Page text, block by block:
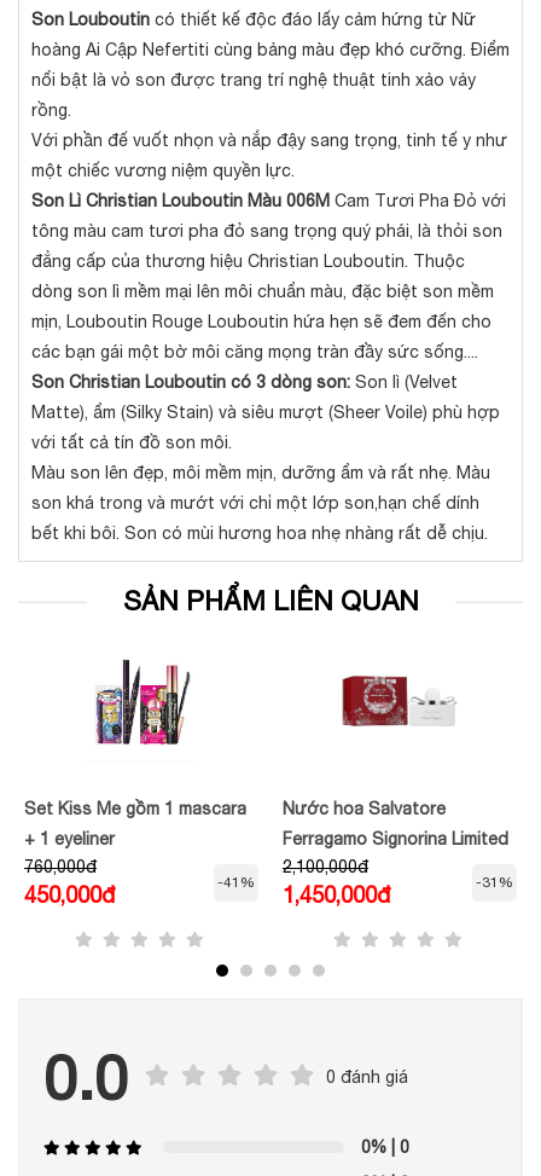
Son Louboutin có thiết kế độc đáo lấy cảm hứng từ Nữ
hoàng Ai Cập Nefertiti cùng bảng màu đẹp khó cưỡng. Điểm
nổi bật là vỏ son được trang trí nghệ thuật tinh xảo vảy
rồng.
Với phần đế vuốt nhọn và nắp đậy sang trọng, tinh tế y như
một chiếc vương niệm quyền lực.
Son Lì Christian Louboutin Màu 006M Cam Tươi Pha Đỏ với
tông màu cam tươi pha đỏ sang trọng quý phái, là thỏi son
đẳng cấp của thương hiệu Christian Louboutin. Thuộc
dòng son lì mềm mại lên môi chuẩn màu, đặc biệt son mềm
mịn, Louboutin Rouge Louboutin hứa hẹn sẽ đem đến cho
các bạn gái một bờ môi căng mọng tràn đầy sức sống....
Son Christian Louboutin có 3 dòng son: Son lì (Velvet
Matte), ẩm (Silky Stain) và siêu mượt (Sheer Voile) phù hợp
với tất cả tín đồ son môi.
Màu son lên đẹp, môi mềm mịn, dưỡng ẩm và rất nhẹ. Màu
son khá trong và mướt với chỉ một lớp son,hạn chế dính
bết khi bôi. Son có mùi hương hoa nhẹ nhàng rất dễ chịu.
SẢN PHẨM LIÊN QUAN
Set Kiss Me gồm 1 mascara
+ 1 eyeliner
760,000đ
450,000đ
-41%
Nước hoa Salvatore
Ferragamo Signorina Limited
Edition EDP 50ml
2,100,000đ
1,450,000đ
-31%
0.0 0 đánh giá
0% | 0